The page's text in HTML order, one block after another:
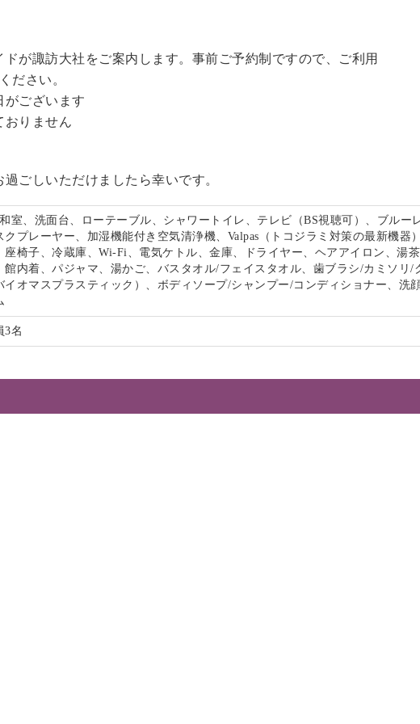
が諏訪大社をご案内します。事前ご予約制ですので、ご利用
ださい。
ございます
おりません
ごしいただけましたら幸いです。
室、洗面台、ローテーブル、シャワートイレ、テレビ（BS視聴可）、ブルー
クプレーヤー、加湿機能付き空気清浄機、Valpas（トコジラミ対策の最新機器
座椅子、冷蔵庫、Wi-Fi、電気ケトル、金庫、ドライヤー、ヘアアイロン、湯
館内着、パジャマ、湯かご、バスタオル/フェイスタオル、歯ブラシ/カミソリ/
イオマスプラスティック）、ボディソープ/シャンプー/コンディショナー、洗
3名